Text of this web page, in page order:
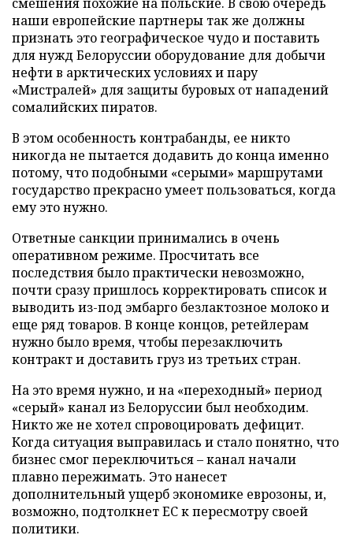
наши европейские партнеры так же должны
признать это географическое чудо и поставить
для нужд Белоруссии оборудование для добычи
нефти в арктических условиях и пару
«Мистралей» для защиты буровых от нападений
сомалийских пиратов.
В этом особенность контрабанды, ее никто
никогда не пытается додавить до конца именно
потому, что подобными «серыми» маршрутами
государство прекрасно умеет пользоваться, когда
ему это нужно.
Ответные санкции принимались в очень
оперативном режиме. Просчитать все
последствия было практически невозможно,
почти сразу пришлось корректировать список и
выводить из-под эмбарго безлактозное молоко и
еще ряд товаров. В конце концов, ретейлерам
нужно было время, чтобы перезаключить
контракт и доставить груз из третьих стран.
На это время нужно, и на «переходный» период
«серый» канал из Белоруссии был необходим.
Никто же не хотел спровоцировать дефицит.
Когда ситуация выправилась и стало понятно, что
бизнес смог переключиться – канал начали
плавно пережимать. Это нанесет
дополнительный ущерб экономике еврозоны, и,
возможно, подтолкнет ЕС к пересмотру своей
политики.